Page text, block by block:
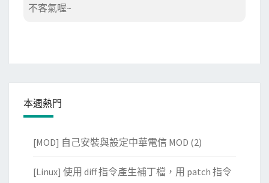
不客氣喔~
本週熱門
[MOD] 自己安裝與設定中華電信 MOD (2)
[Linux] 使用 diff 指令產生補丁檔，用 patch 指令